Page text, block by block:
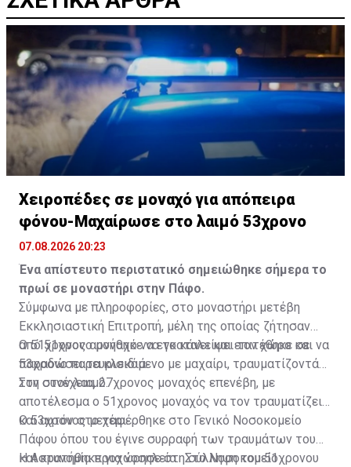
Χειροπέδες σε μοναχό για απόπειρα
φόνου-Μαχαίρωσε στο λαιμό 53χρονο
07.08.2026 20:23
Ένα απίστευτο περιστατικό σημειώθηκε σήμερα το
πρωί σε μοναστήρι στην Πάφο.
Σύμφωνα με πληροφορίες, στο μοναστήρι μετέβη
Εκκλησιαστική Επιτροπή, μέλη της οποίας ζήτησαν
από 51χρονο μοναχό να εγκαταλείψει τον χώρο και να
παραδώσει τα κλειδιά.
Ο 51χρονος αρνήθηκε να το κάνει και επιτέθηκε σε
53χρονο παρευρισκόμενο με μαχαίρι, τραυματίζοντάς
τον στον λαιμό.
Στη συνέχεια, 27χρονος μοναχός επενέβη, με
αποτέλεσμα ο 51χρονος μοναχός να τον τραυματίζει
και αυτόν στο χέρι.
Ο 53χρονος μεταφέρθηκε στο Γενικό Νοσοκομείο
Πάφου όπου του έγινε συρραφή των τραυμάτων του
και κρατήθηκε για νοσηλεία. Στο Νοσοκομείο
Η Αστυνομία προχώρησε στη σύλληψη του 51χρονου